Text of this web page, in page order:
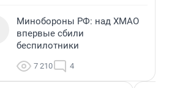
Минобороны РФ: над ХМАО
впервые сбили
беспилотники
7 210 4